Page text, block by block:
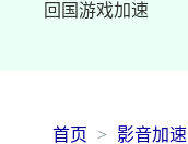
回国游戏加速
首页 影音加速